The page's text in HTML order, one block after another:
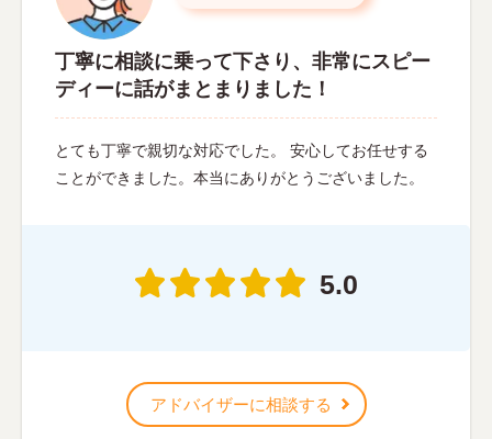
丁寧に相談に乗って下さり、非常にスピー
ディーに話がまとまりました！
とても丁寧で親切な対応でした。 安心してお任せする
ことができました。本当にありがとうございました。
5.0
アドバイザーに相談する